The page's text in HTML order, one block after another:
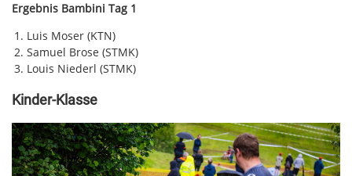
Ergebnis Bambini Tag 1
Luis Moser (KTN)
Samuel Brose (STMK)
Louis Niederl (STMK)
Kinder-Klasse